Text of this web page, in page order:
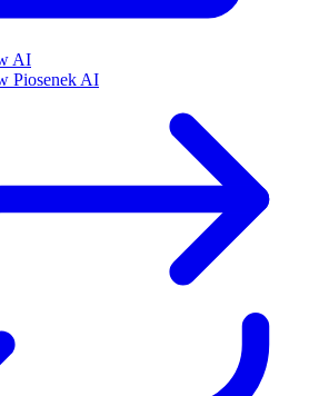
AI
Piosenek AI